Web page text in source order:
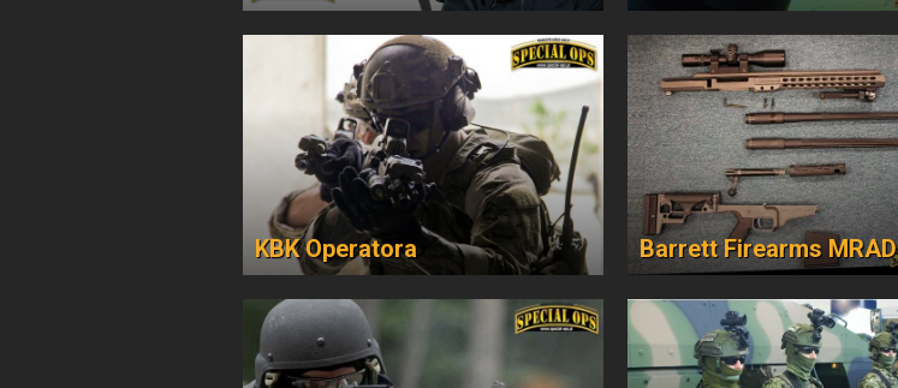
KBK Operatora Barrett Firearms MRAD